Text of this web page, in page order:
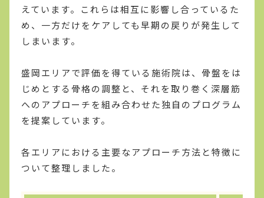
えています。これらは相互に影響し合っているた
め、一方だけをケアしても早期の戻りが発生して
しまいます。
盛岡エリアで評価を得ている施術院は、骨盤をは
じめとする骨格の調整と、それを取り巻く深層筋
へのアプローチを組み合わせた独自のプログラム
を提案しています。
各エリアにおける主要なアプローチ方法と特徴に
ついて整理しました。